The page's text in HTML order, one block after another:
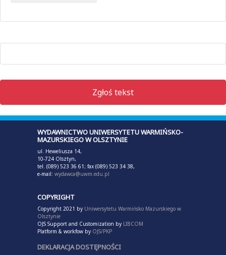
Zgłoś tekst
WYDAWNICTWO UNIWERSYTETU WARMIŃSKO-
MAZURSKIEGO W OLSZTYNIE
ul. Heweliusza 14,
10-724 Olsztyn,
tel. (089) 523 36 61; fax (089) 523 34 38,
e-mail: wydawca@uwm.edu.pl
COPYRIGHT
Copyright 2021 by Uniwersytetu Warmińsko Mazurskiego w
Olsztynie
OJS Support and Customization by LIBCOM
Platform & workfow by OJS/PKP
DEKLARACJA DOSTĘPNOŚCI